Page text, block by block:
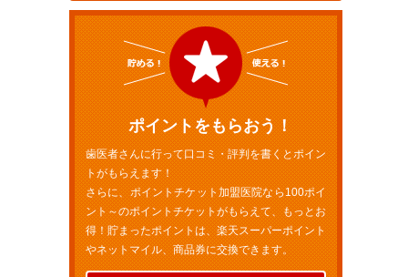
ポイントをもらおう！
歯医者さんに行って口コミ・評判を書くとポイン
トがもらえます！
さらに、ポイントチケット加盟医院なら100ポイ
ント～のポイントチケットがもらえて、もっとお
得！貯まったポイントは、楽天スーパーポイント
やネットマイル、商品券に交換できます。